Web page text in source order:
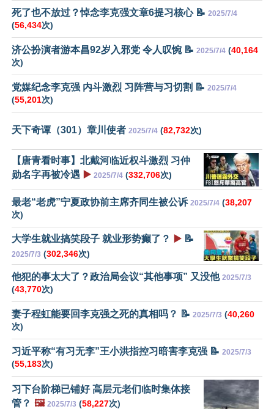
死了也不放过？悼念李克强文章6提习核心 📝 2025/7/4
(56,434次)
济公扮演者游本昌92岁入邪党 令人叹惋 📝 2025/7/4 (40,164
次)
党媒纪念李克强 内斗激烈 习阵营与习切割 📝 2025/7/4
(55,201次)
天下奇谭（301）章川使者 2025/7/4 (82,732次)
【唐青看时事】北戴河临近权斗激烈 习仲
勋名字再被冷遇 ▶️ 2025/7/4 (332,706次)
最老“老虎”宁夏政协前主席齐同生被公诉 2025/7/4 (38,207
次)
大学生就业搞笑段子 就业形势癫了？ ▶️ 📝
2025/7/3 (302,346次)
他犯的事太大了？政治局会议“其他事项” 又没他 2025/7/3
(43,770次)
妻子程虹能要回李克强之死的真相吗？ 📝 2025/7/3 (40,260
次)
习近平称“有习无李”王小洪指控习暗害李克强 📝 2025/7/3
(55,183次)
习下台阶梯已铺好 高层元老们临时集体接
管？ 🖼️ 2025/7/3 (58,227次)